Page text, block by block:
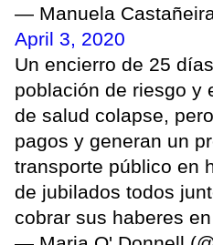
— Manuela
April 3, 2020
Un encierro de 25
población de riesgo y
de salud colapse,
pagos y generan un
transporte público en
de jubilados todos
cobrar sus haberes